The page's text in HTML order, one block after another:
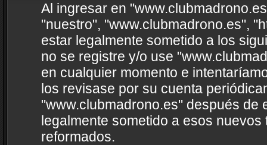
Al ingresar en
"nuestro", "www.clubmadrono.es",
estar legalmente sometido a los
no se registre y/o use
en cualquier momento e
los revisase por su cuenta
"www.clubmadrono.es" después
legalmente sometido a esos
reformados.